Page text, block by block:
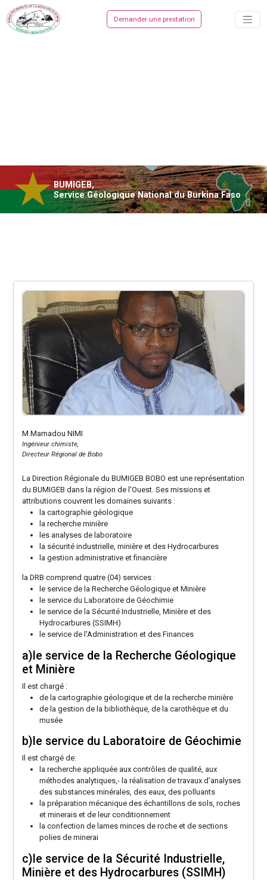
Demander une prestation
BUMIGEB,
Service Géologique National du Burkina Faso
M.Mamadou NIMI
Ingénieur chimiste,
Directeur Régional de Bobo
La Direction Régionale du BUMIGEB BOBO est une représentation
du BUMIGEB dans la région de l'Ouest. Ses missions et
attributions couvrent les domaines suivants :
la cartographie géologique
la recherche minière
les analyses de laboratoire
la sécurité industrielle, minière et des Hydrocarbures
la gestion administrative et financière
la DRB comprend quatre (04) services :
le service de la Recherche Géologique et Minière
le service du Laboratoire de Géochimie
le service de la Sécurité Industrielle, Minière et des
Hydrocarbures (SSIMH)
le service de l'Administration et des Finances
a)le service de la Recherche Géologique
et Minière
Il est chargé :
de la cartographie géologique et de la recherche minière
de la gestion de la bibliothèque, de la carothèque et du
musée
b)le service du Laboratoire de Géochimie
Il est chargé de:
la recherche appliquée aux contrôles de qualité, aux
méthodes analytiques,- la réalisation de travaux d'analyses
des substances minérales, des eaux, des polluants
la préparation mécanique des échantillons de sols, roches
et minerais et de leur conditionnement
la confection de lames minces de roche et de sections
polies de minerai
c)le service de la Sécurité Industrielle,
Minière et des Hydrocarbures (SSIMH)